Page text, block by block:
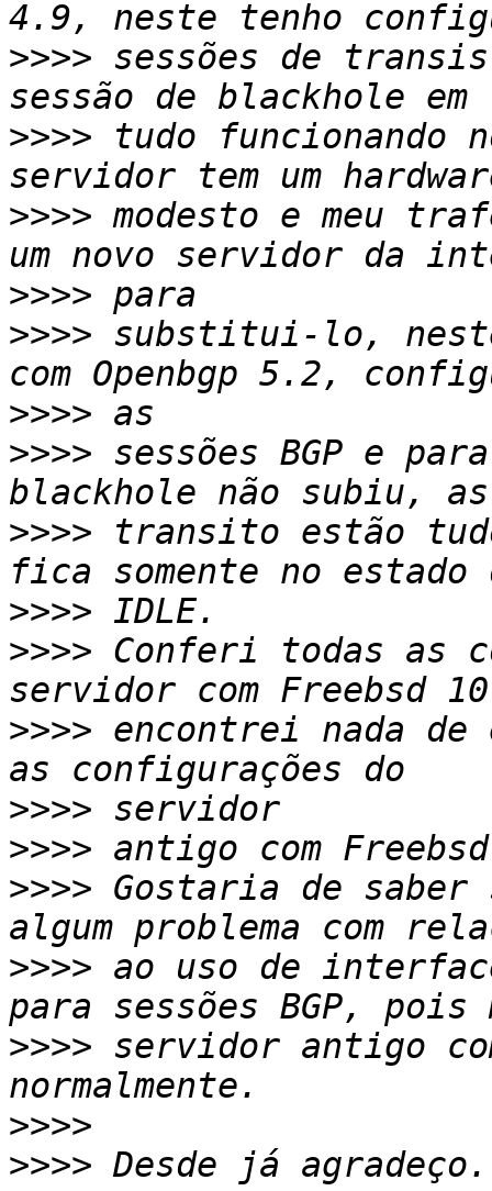
>>>> sessões de
>>>> tudo funcionando
>>>> modesto e meu
>>>>
>>>> substitui-lo,
>>>>
>>>> sessões BGP e
>>>> transito estão
>>>>
>>>> Conferi todas as
>>>> encontrei nada de
>>>>
>>>>
>>>> Gostaria de saber
>>>> ao uso de
>>>> servidor antigo
>>>>
>>>>